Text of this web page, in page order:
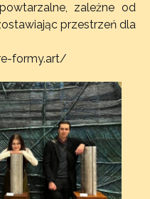
zależne od
przestrzeń dla
formy.art/